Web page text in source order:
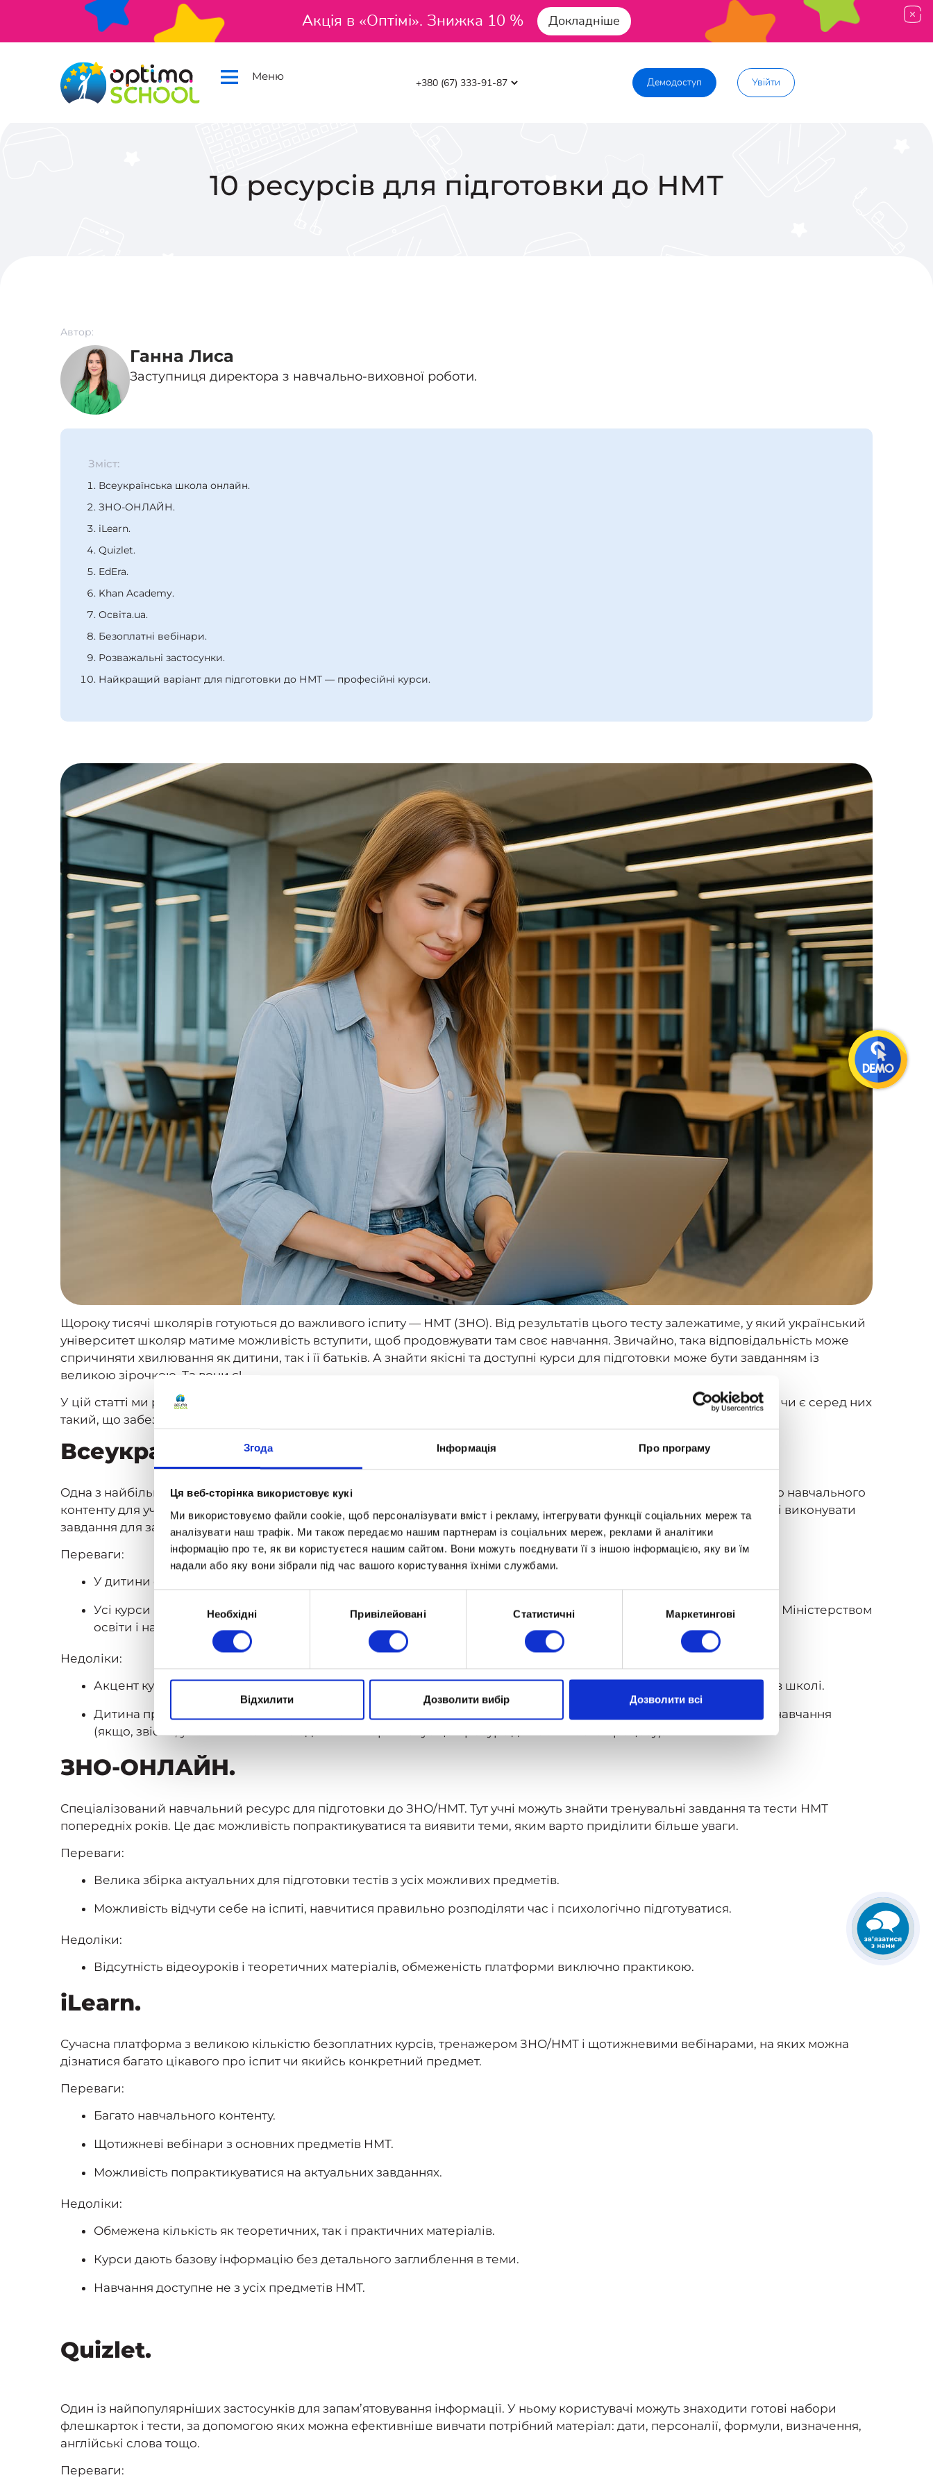
Згода Інформація Про програму
Ця веб-сторінка використовує кукі
Ми використовуємо файли cookie, щоб персоналізувати вміст і рекламу, інтегрувати функції соціальних мереж та
аналізувати наш трафік. Ми також передаємо нашим партнерам із соціальних мереж, реклами й аналітики
інформацію про те, як ви користуєтеся нашим сайтом. Вони можуть поєднувати її з іншою інформацією, яку ви їм
надали або яку вони зібрали під час вашого користування їхніми службами.
Необхідні Привілейовані Статистичні Маркетингові
Відхилити Дозволити вибір Дозволити всі
Акція в «Оптімі». Знижка 10 % Докладніше
Меню Демодоступ Увійти
10 ресурсів для підготовки до НМТ
Автор:
Ганна Лиса
Заступниця директора з навчально-виховної роботи.
Зміст:
Всеукраїнська школа онлайн.
ЗНО-ОНЛАЙН.
iLearn.
Quizlet.
EdEra.
Khan Academy.
Освіта.ua.
Безоплатні вебінари.
Розважальні застосунки.
Найкращий варіант для підготовки до НМТ — професійні курси.
Щороку тисячі школярів готуються до важливого іспиту — НМТ (ЗНО). Від результатів цього тесту залежатиме, у який український
університет школяр матиме можливість вступити, щоб продовжувати там своє навчання. Звичайно, така відповідальність може
спричиняти хвилювання як дитини, так і її батьків. А знайти якісні та доступні курси для підготовки може бути завданням із
великою зірочкою. Та вони є!
У цій статті ми розберемо онлайн-ресурси, які допоможуть навчатися ефективно й цікаво, та спробуємо визначити, чи є серед них
такий, що забезпечить повноцінну підготовку до іспиту.
Всеукраїнська школа онлайн.
Одна з найбільших освітніх ініціатив держави за останні роки. Платформа дає доступ до відеоуроків, тестів та іншого навчального
контенту для учнів 5-11 класів. Школярі мають можливість самостійно опрацьовувати матеріал з усіх предметів НМТ і виконувати
завдання для закріплення знань.
Переваги:
У дитини є можливість комплексно здобути базові знання з кожного потрібного предмета.
Усі курси повністю відповідають актуальній шкільній програмі, адже їх перелік і тематику було запропоновано Міністерством
освіти і науки України.
Недоліки:
Акцент курсів робиться не на підготовці до НМТ, а на загальних знаннях і компетенціях, які дитина має набути в школі.
Дитина працює самостійно за підготовленими заздалегідь освітніми матеріалами. Ніхто не контролює якість навчання
(якщо, звісно, у вашій школі викладач не використовує цей ресурс для освітнього процесу).
ЗНО-ОНЛАЙН.
Спеціалізований навчальний ресурс для підготовки до ЗНО/НМТ. Тут учні можуть знайти тренувальні завдання та тести НМТ
попередніх років. Це дає можливість попрактикуватися та виявити теми, яким варто приділити більше уваги.
Переваги:
Велика збірка актуальних для підготовки тестів з усіх можливих предметів.
Можливість відчути себе на іспиті, навчитися правильно розподіляти час і психологічно підготуватися.
Недоліки:
Відсутність відеоуроків і теоретичних матеріалів, обмеженість платформи виключно практикою.
iLearn.
Сучасна платформа з великою кількістю безоплатних курсів, тренажером ЗНО/НМТ і щотижневими вебінарами, на яких можна
дізнатися багато цікавого про іспит чи якийсь конкретний предмет.
Переваги:
Багато навчального контенту.
Щотижневі вебінари з основних предметів НМТ.
Можливість попрактикуватися на актуальних завданнях.
Недоліки:
Обмежена кількість як теоретичних, так і практичних матеріалів.
Курси дають базову інформацію без детального заглиблення в теми.
Навчання доступне не з усіх предметів НМТ.
Quizlet.
Один із найпопулярніших застосунків для запам’ятовування інформації. У ньому користувачі можуть знаходити готові набори
флешкарток і тести, за допомогою яких можна ефективніше вивчати потрібний матеріал: дати, персоналії, формули, визначення,
англійські слова тощо.
Переваги: